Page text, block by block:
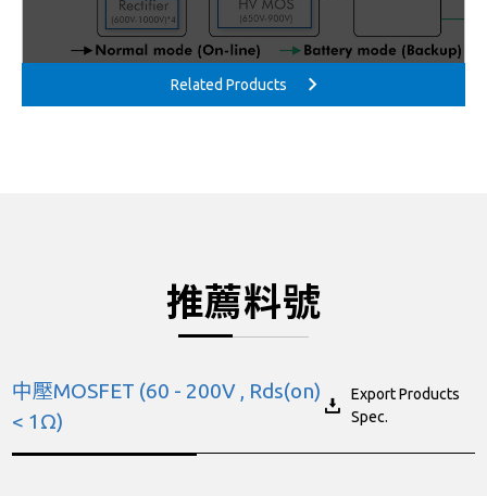
推薦料號
中壓MOSFET (60 - 200V , Rds(on)
< 1Ω)
Export Products
Spec.